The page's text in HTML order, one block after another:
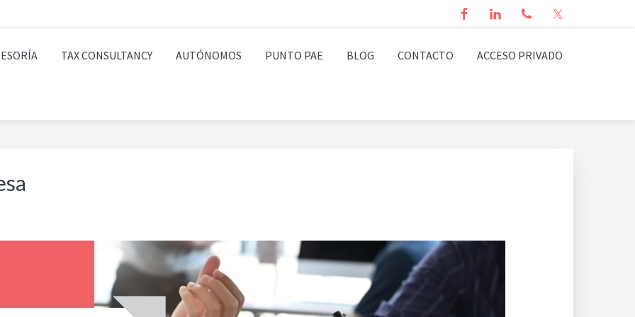
TAX CONSULTANCY AUTÓNOMOS PUNTO PAE BLOG CONTACTO ACCESO PRIVADO